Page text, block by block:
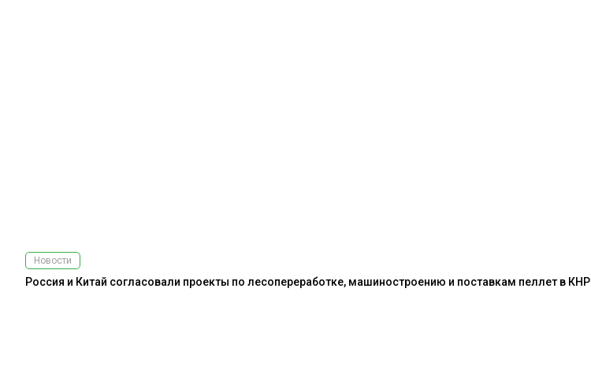
Новости
Россия и Китай согласовали проекты по лесопереработке, машиностроению и поставкам пеллет в КНР